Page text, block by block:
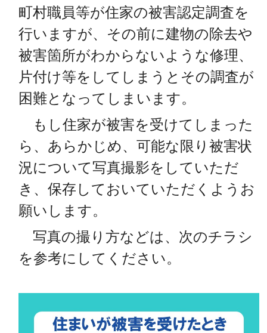
町村職員等が住家の被害認定調査を
行いますが、その前に建物の除去や
被害箇所がわからないような修理、
片付け等をしてしまうとその調査が
困難となってしまいます。
もし住家が被害を受けてしまった
ら、あらかじめ、可能な限り被害状
況について写真撮影をしていただ
き、保存しておいていただくようお
願いします。
写真の撮り方などは、次のチラシ
を参考にしてください。